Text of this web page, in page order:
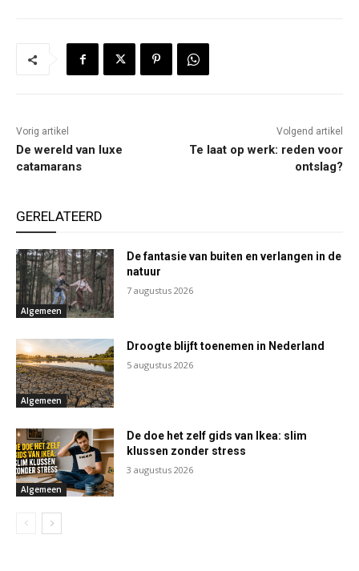
Vorig artikel
De wereld van luxe
catamarans
Volgend artikel
Te laat op werk: reden voor
ontslag?
GERELATEERD
Algemeen
De fantasie van buiten en verlangen in de
natuur
7 augustus 2026
Algemeen
Droogte blijft toenemen in Nederland
5 augustus 2026
Algemeen
De doe het zelf gids van Ikea: slim
klussen zonder stress
3 augustus 2026